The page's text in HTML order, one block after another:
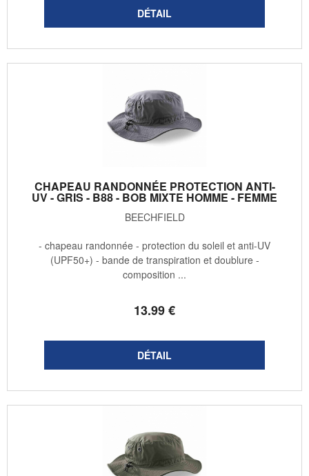
CHAPEAU RANDONNÉE PROTECTION ANTI-
UV - GRIS - B88 - BOB MIXTE HOMME - FEMME
BEECHFIELD
13.99€
- chapeau randonnée - protection du soleil et anti-UV
(UPF50+) - bande de transpiration et doublure -
composition ...